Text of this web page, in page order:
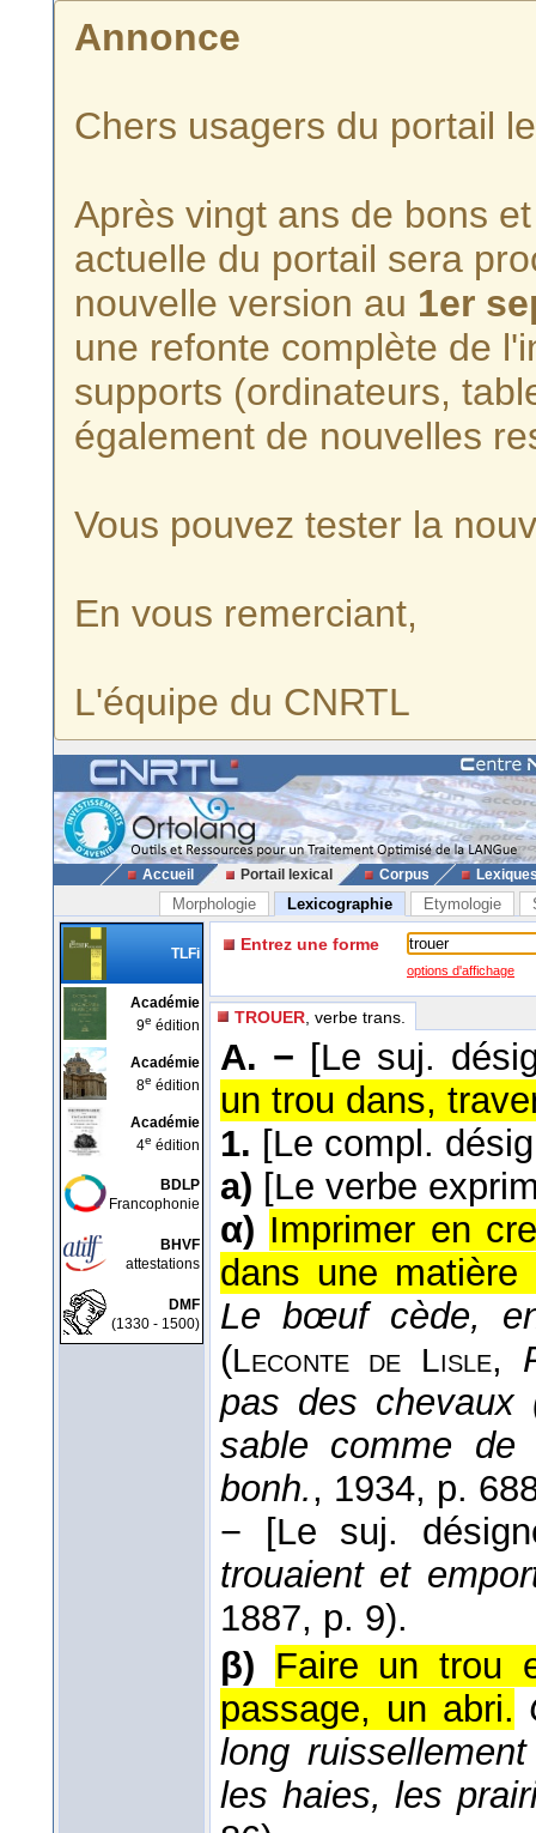
Annonce
Chers usagers du portail
Après vingt ans de bons
actuelle du portail sera
nouvelle version au 1er
une refonte complète de
supports (ordinateurs,
également de nouvelles
Vous pouvez tester la
En vous remerciant,
L'équipe du CNRTL
Accueil Portail lexical Corpus
Morphologie Lexicographie Etymologie
TLFi
Académie
9e édition
Académie
8e édition
Académie
4e édition
BDLP
Francophonie
BHVF
attestations
DMF
(1330 - 1500)
Entrez une forme
options d'affichage
TROUER , verbe trans.
A. − [Le suj.
un trou dans,
1. [Le compl.
a) [Le verbe
α) Imprimer en
dans une
Le bœuf cède,
(Leconte de Lisle,
pas des chevaux
sable comme de
bonh., 1934, p.
−
[Le suj.
trouaient et
1887, p. 9).
β) Faire un trou
passage, un abri.
long
les haies, les